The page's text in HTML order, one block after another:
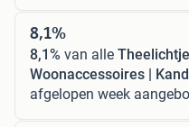
8,1%
8,1% van alle
Woonaccessoires |
afgelopen week